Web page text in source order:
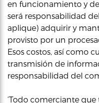
en funcionamiento y
será responsabilidad
aplique) adquirir y
provisto por un
Esos costos, así como
transmisión de
responsabilidad del
‘Todo comerciante